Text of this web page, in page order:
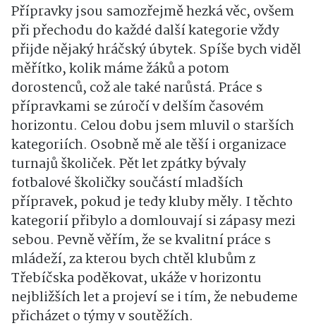
Přípravky jsou samozřejmě hezká věc, ovšem
při přechodu do každé další kategorie vždy
přijde nějaký hráčský úbytek. Spíše bych viděl
měřítko, kolik máme žáků a potom
dorostenců, což ale také narůstá. Práce s
přípravkami se zúročí v delším časovém
horizontu. Celou dobu jsem mluvil o starších
kategoriích. Osobně mě ale těší i organizace
turnajů školiček. Pět let zpátky bývaly
fotbalové školičky součástí mladších
přípravek, pokud je tedy kluby měly. I těchto
kategorií přibylo a domlouvají si zápasy mezi
sebou. Pevně věřím, že se kvalitní práce s
mládeží, za kterou bych chtěl klubům z
Třebíčska poděkovat, ukáže v horizontu
nejbližších let a projeví se i tím, že nebudeme
přicházet o týmy v soutěžích.